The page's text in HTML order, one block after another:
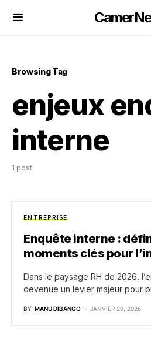
Browsing Tag
enjeux
interne
1 post
ENTREPRISE
Enquête interne :
moments clés pour
Dans le paysage RH de 2026,
devenue un levier majeur pour
BY MANU DIBANGO JANVIER 29, 2026